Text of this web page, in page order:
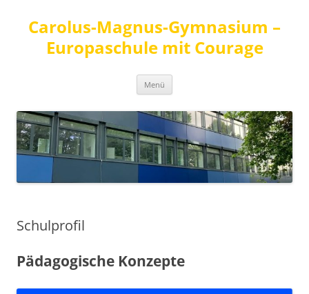
Carolus-Magnus-Gymnasium –
Europaschule mit Courage
Menü
Schulprofil
Pädagogische Konzepte